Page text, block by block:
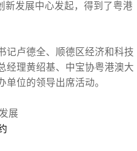
新发展中心发起，得到了粤港
记卢德全、顺德区经济和科技
经理黄绍基、中宝协粤港澳大
位的领导出席活动。